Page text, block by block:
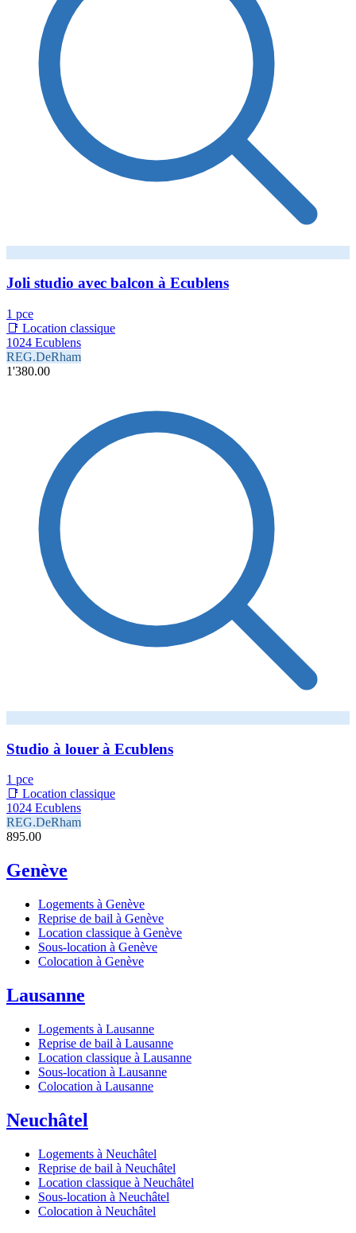
Joli studio avec balcon à Ecublens
1 pce
📑 Location classique
1024 Ecublens
REG.DeRham
1'380.00
Studio à louer à Ecublens
1 pce
📑 Location classique
1024 Ecublens
REG.DeRham
895.00
Genève
Logements à Genève
Reprise de bail à Genève
Location classique à Genève
Sous-location à Genève
Colocation à Genève
Lausanne
Logements à Lausanne
Reprise de bail à Lausanne
Location classique à Lausanne
Sous-location à Lausanne
Colocation à Lausanne
Neuchâtel
Logements à Neuchâtel
Reprise de bail à Neuchâtel
Location classique à Neuchâtel
Sous-location à Neuchâtel
Colocation à Neuchâtel